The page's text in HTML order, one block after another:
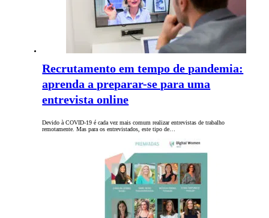
Recrutamento em tempo de pandemia:
aprenda a preparar-se para uma
entrevista online
Devido à COVID-19 é cada vez mais comum realizar entrevistas de trabalho
remotamente. Mas para os entrevistados, este tipo de…